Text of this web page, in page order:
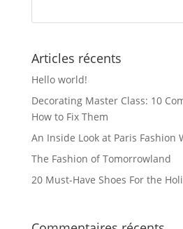
Articles récents
Hello world!
Decorating Master Class: 10
How to Fix Them
An Inside Look at Paris Fashion
The Fashion of Tomorrowland
20 Must-Have Shoes For the